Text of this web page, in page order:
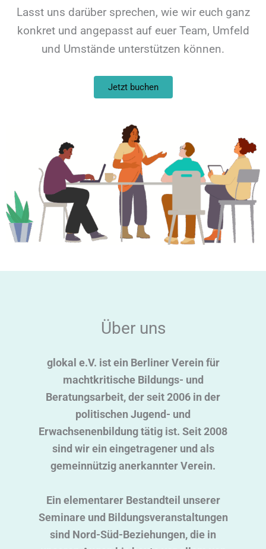
Lasst uns darüber sprechen, wie wir euch ganz
konkret und angepasst auf euer Team, Umfeld
und Umstände unterstützen können.
Jetzt buchen
Über uns
glokal e.V. ist ein Berliner Verein für
machtkritische Bildungs- und
Beratungsarbeit, der seit 2006 in der
politischen Jugend- und
Erwachsenenbildung tätig ist. Seit 2008
sind wir ein eingetragener und als
gemeinnützig anerkannter Verein.
Ein elementarer Bestandteil unserer
Seminare und Bildungsveranstaltungen
sind Nord-Süd-Beziehungen, die in